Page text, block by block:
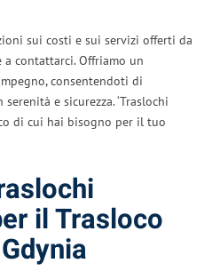
sui costi e sui servizi offerti da
a contattarci. Offriamo un
consentendoti di
e sicurezza. ‘Traslochi
di cui hai bisogno per il tuo
il Trasloco